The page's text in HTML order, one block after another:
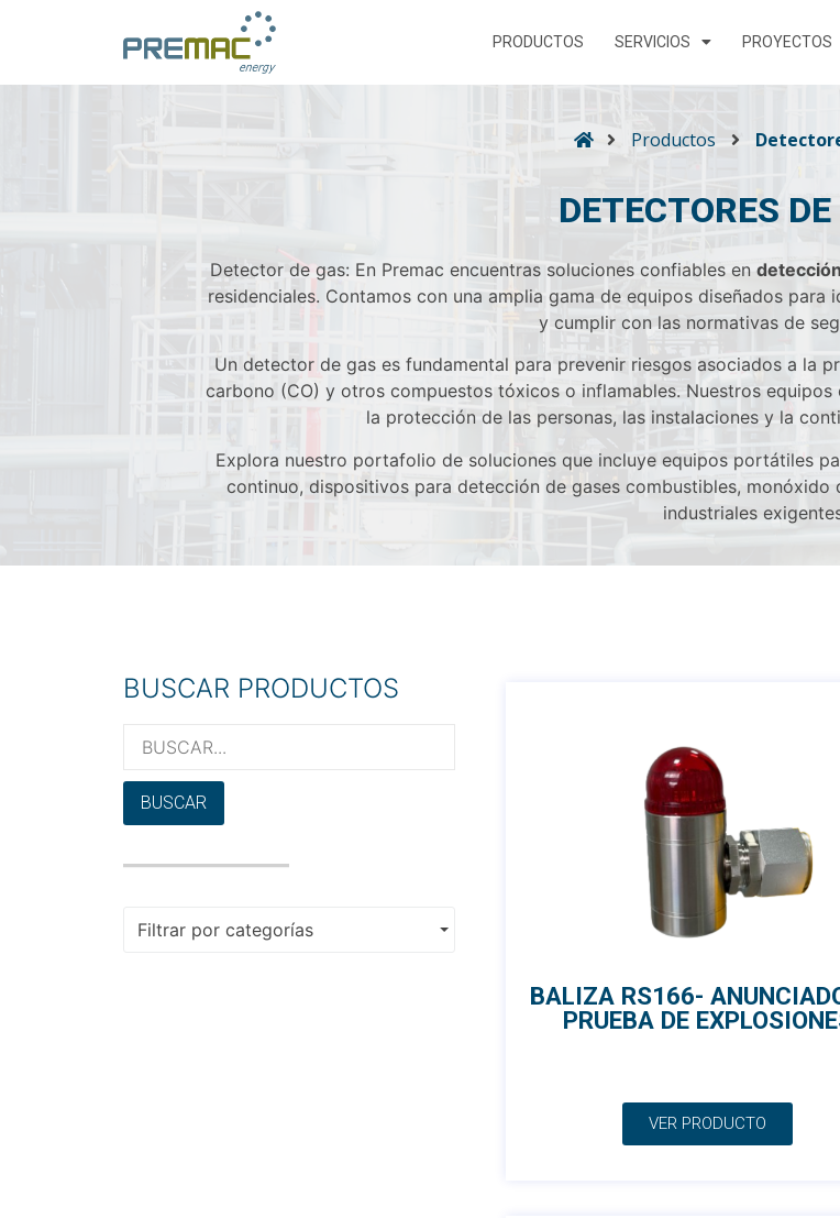
PRODUCTOS SERVICIOS PROYECTOS
Productos
DETECTORES
Detector de gas: En Premac encuentras soluciones confiables en
residenciales. Contamos con una amplia gama de equipos diseñados
y cumplir con las normativas de
Un detector de gas es fundamental para prevenir riesgos asociados a la
carbono (CO) y otros compuestos tóxicos o inflamables. Nuestros
la protección de las personas, las instalaciones y la
Explora nuestro portafolio de soluciones que incluye equipos portátiles
continuo, dispositivos para detección de gases combustibles,
industriales
BUSCAR PRODUCTOS
BUSCAR
Filtrar por categorías
BALIZA RS166-
PRUEBA DE
VER PRODUCTO